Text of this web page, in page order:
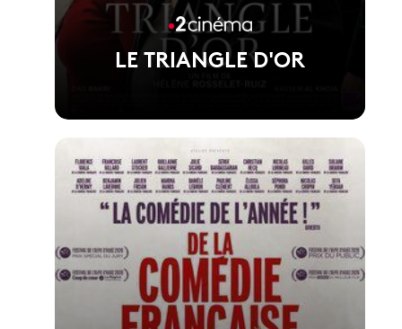
LE TRIANGLE D'OR
1er film d'Hélène Rosselet-ruiz
Voir la fiche du film